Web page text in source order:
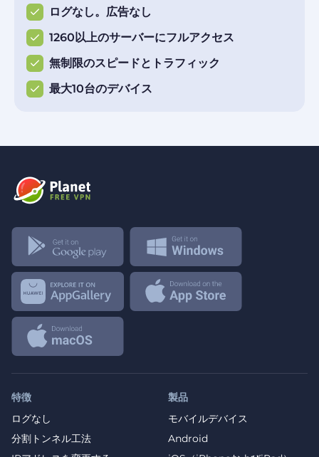
ログなし。広告なし
1260以上のサーバーにフルアクセス
無制限のスピードとトラフィック
最大10台のデバイス
特徴
ログなし
分割トンネル工法
製品
モバイルデバイス
Android